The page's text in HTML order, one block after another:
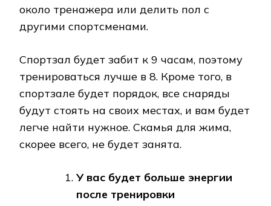
около тренажера или делить пол с
другими спортсменами.
Спортзал будет забит к 9 часам, поэтому
тренироваться лучше в 8. Кроме того, в
спортзале будет порядок, все снаряды
будут стоять на своих местах, и вам будет
легче найти нужное. Скамья для жима,
скорее всего, не будет занята.
У вас будет больше энергии
после тренировки